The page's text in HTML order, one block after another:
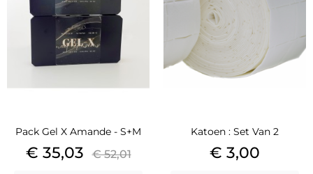
Pack Gel X Amande - S+M
Prijs
€ 35,03 Basisprijs
€ 52,01
Katoen : Set Van 2
Prijs
€ 3,00